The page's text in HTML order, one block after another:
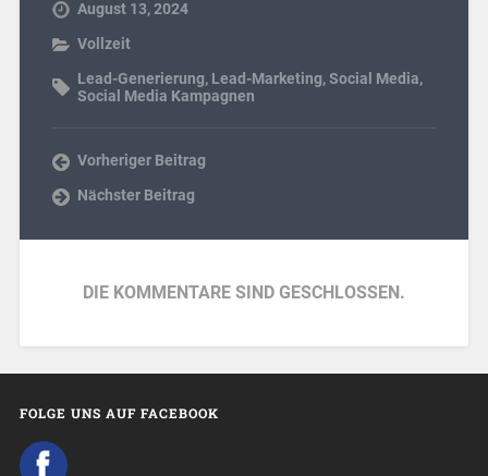
August 13, 2024
Vollzeit
Lead-Generierung, Lead-Marketing,Social Media,
Social Media Kampagnen
Vorheriger Beitrag
Nächster Beitrag
DIE KOMMENTARE SIND GESCHLOSSEN.
FOLGE UNS AUF FACEBOOK